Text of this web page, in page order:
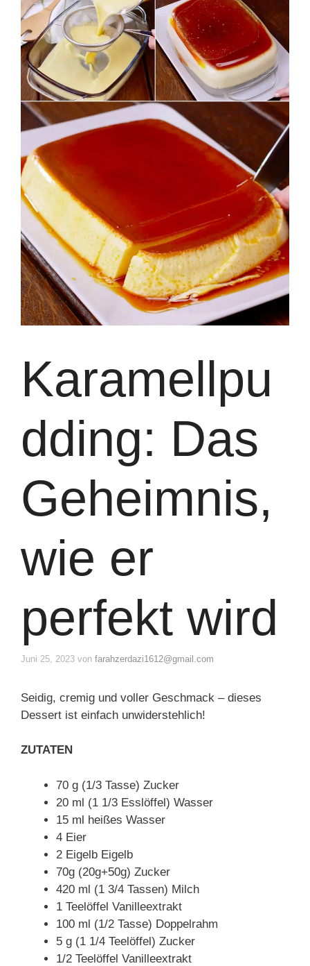
Karamellpu
dding: Das
Geheimnis,
wie er
perfekt wird
Juni 25, 2023 von farahzerdazi1612@gmail.com
Seidig, cremig und voller Geschmack – dieses
Dessert ist einfach unwiderstehlich!
ZUTATEN
70 g (1/3 Tasse) Zucker
20 ml (1 1/3 Esslöffel) Wasser
15 ml heißes Wasser
4 Eier
2 Eigelb Eigelb
70g (20g+50g) Zucker
420 ml (1 3/4 Tassen) Milch
1 Teelöffel Vanilleextrakt
100 ml (1/2 Tasse) Doppelrahm
5 g (1 1/4 Teelöffel) Zucker
1/2 Teelöffel Vanilleextrakt